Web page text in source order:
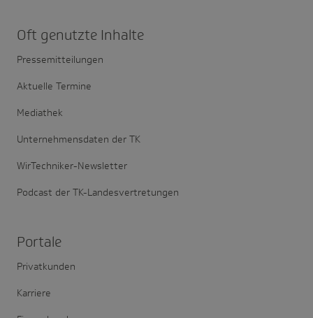
Oft genutzte Inhalte
Pressemitteilungen
Aktuelle Termine
Mediathek
Unternehmensdaten der TK
WirTechniker-Newsletter
Podcast der TK-Landesvertretungen
Portale
Privatkunden
Karriere